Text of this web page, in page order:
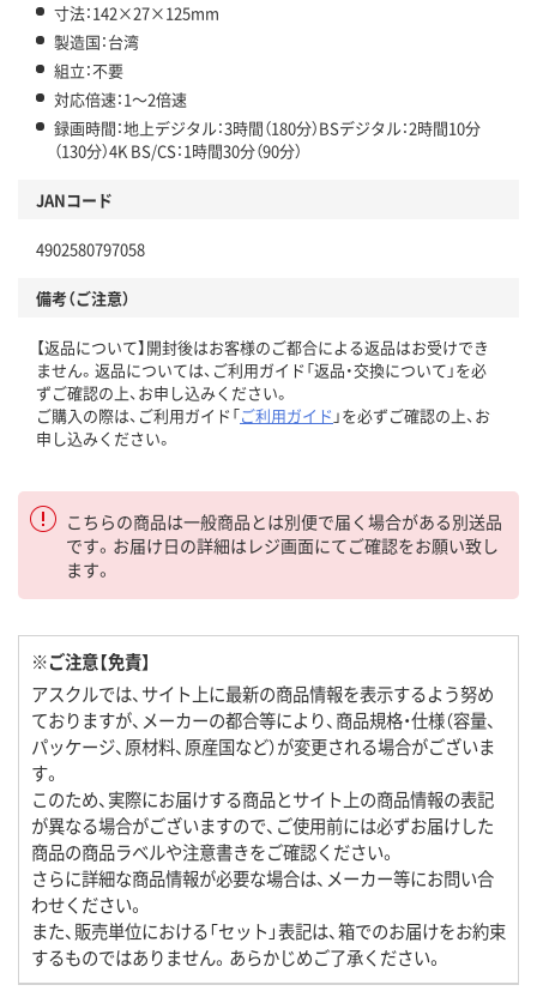
寸法：142×27×125mm
製造国：台湾
組立：不要
対応倍速：1～2倍速
録画時間：地上デジタル：3時間（180分）BSデジタル：2時間10分
（130分）4K BS/CS：1時間30分（90分）
JANコード
4902580797058
備考（ご注意）
【返品について】開封後はお客様のご都合による返品はお受けでき
ません。返品については、ご利用ガイド「返品・交換について」を必
ずご確認の上、お申し込みください。
ご購入の際は、ご利用ガイド「ご利用ガイド 」を必ずご確認の上、お
申し込みください。
こちらの商品は一般商品とは別便で届く場合がある別送品
です。お届け日の詳細はレジ画面にてご確認をお願い致し
ます。
※ご注意【免責】
アスクルでは、サイト上に最新の商品情報を表示するよう努め
ておりますが、メーカーの都合等により、商品規格・仕様（容量、
パッケージ、原材料、原産国など）が変更される場合がございま
す。
このため、実際にお届けする商品とサイト上の商品情報の表記
が異なる場合がございますので、ご使用前には必ずお届けした
商品の商品ラベルや注意書きをご確認ください。
さらに詳細な商品情報が必要な場合は、メーカー等にお問い合
わせください。
また、販売単位における「セット」表記は、箱でのお届けをお約束
するものではありません。あらかじめご了承ください。